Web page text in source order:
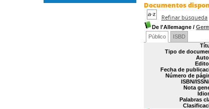
Documentos
Refinar búsqueda
De l'Allemagne /
Público
ISBD
Tipo de
Fecha de
Número de
ISBN/
Nota
Palabras